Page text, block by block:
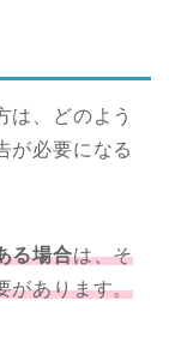
は、どのよう
が必要になる
る場合は、そ
があります。